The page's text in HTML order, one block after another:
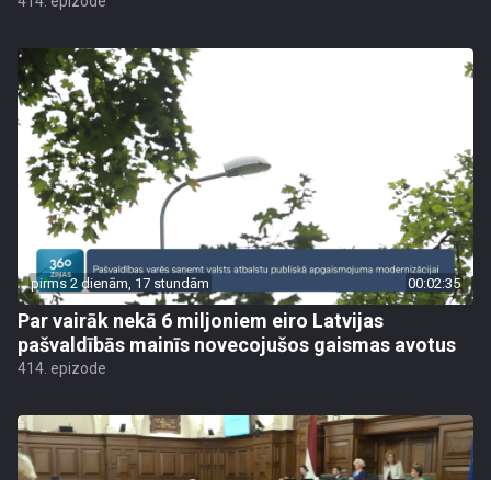
pirms 2 dienām, 17 stundām 00:02:35
Par vairāk nekā 6 miljoniem eiro Latvijas
pašvaldībās mainīs novecojušos gaismas avotus
414. epizode